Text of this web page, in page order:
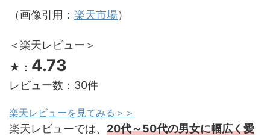
（画像引用： 楽天市場）
＜楽天レビュー＞
★： 4.73
レビュー数：30件
楽天レビューを見てみる＞＞
楽天レビューでは、 20代～50代の男女に幅広く愛